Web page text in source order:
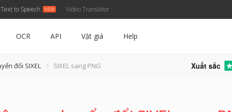
Text to Speech Video Translator
OCR API Vật giá Help
đổi SIXEL SIXEL sang PNG Xuất sắc